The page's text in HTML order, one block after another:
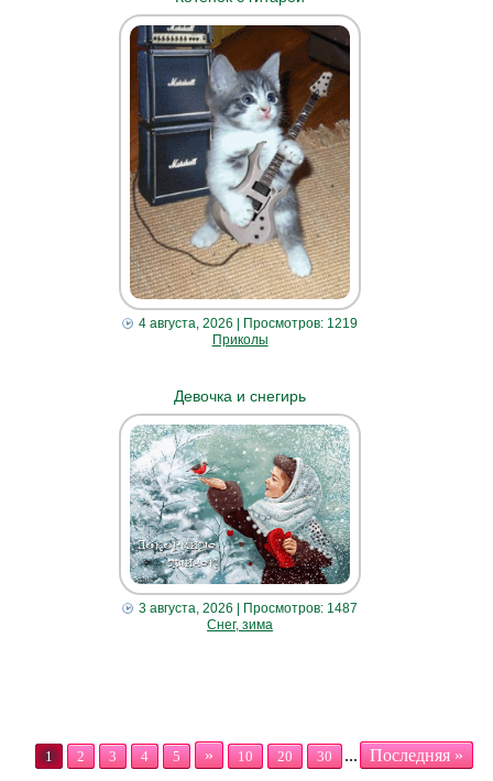
4 августа, 2026 | Просмотров: 1219
Приколы
Девочка и снегирь
3 августа, 2026 | Просмотров: 1487
Снег, зима
1 2 3 4 5 » 10 20 30 ... Последняя »